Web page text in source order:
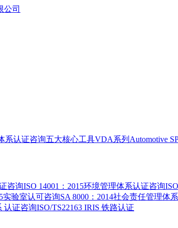
系认证咨询五大核心工具VDA系列 Automotive
咨询ISO 14001：2015环境管理体系认证咨询
实验室认可咨询SA 8000：2014社会责任管理体
认证咨询ISO/TS22163 IRIS 铁路认证